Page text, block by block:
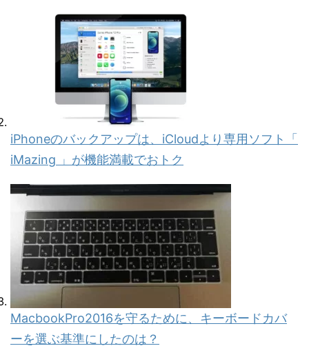
iPhoneのバックアップは、iCloudより専用ソフト「
iMazing 」が機能満載でおトク
MacbookPro2016を守るために、キーボードカバ
ーを選ぶ基準にしたのは？